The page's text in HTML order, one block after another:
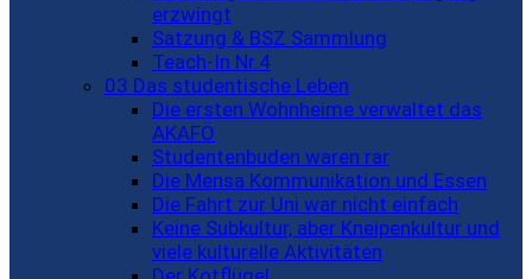
erzwingt
Satzung & BSZ Sammlung
Teach-In Nr.4
03 Das studentische Leben
Die ersten Wohnheime verwaltet das
AKAFÖ
Studentenbuden waren rar
Die Mensa Kommunikation und Essen
Die Fahrt zur Uni war nicht einfach
Keine Subkultur, aber Kneipenkultur und
viele kulturelle Aktivitäten